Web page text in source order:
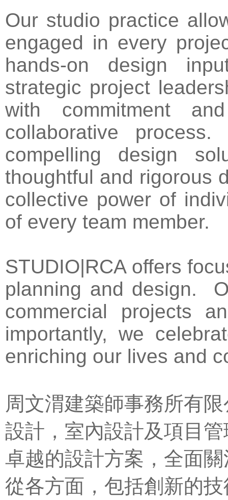
Our studio practice
engaged in every
hands-on design
strategic project
with commitment
collaborative
compelling design
thoughtful and rigorous
collective power of
of every team member.
STUDIO|RCA offers
planning and design.
commercial projects
importantly, we
enriching our lives and
周文渭建築師事務所有
設計，室內設計及項目
卓越的設計方案，全面
從各方面，包括創新的